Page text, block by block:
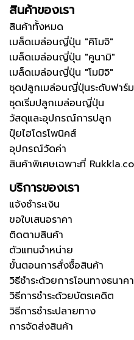
สินค้าของเรา
สินค้าทั้งหมด
เมล็ดเมล่อนญี่ปุ่น "คิโมจิ"
เมล็ดเมล่อนญี่ปุ่น "คูนามิ"
เมล็ดเมล่อนญี่ปุ่น "โมมิจิ"
ชุดปลูกเมล่อนญี่ปุ่นระดับฟาร์ม
ชุดเริ่มปลูกเมล่อนญี่ปุ่น
วัสดุและอุปกรณ์การปลูก
ปุ๋ยไฮโดรโพนิคส์
อุปกรณ์วัดค่า
สินค้าพิเศษเฉพาะที่
บริการของเรา
แจ้งชำระเงิน
ขอใบเสนอราคา
ติดตามสินค้า
ตัวแทนจำหน่าย
ขั้นตอนการสั่งซื้อสินค้า
วิธีชำระด้วยการโอนทางธนาค
วิธีการชำระด้วยบัตรเคดิต
วิธีการชำระปลายทาง
การจัดส่งสินค้า